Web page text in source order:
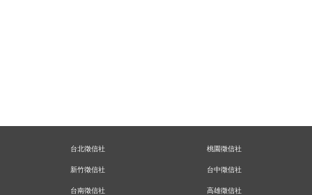
台北徵信社 桃園徵信社
新竹徵信社 台中徵信社
台南徵信社 高雄徵信社